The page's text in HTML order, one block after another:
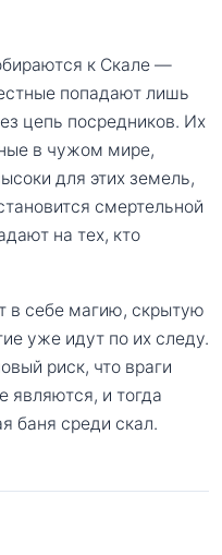
к Скале —
попадают лишь
цепь посредников. Их
в чужом мире,
для этих земель,
смертельной
на тех, кто
в себе магию, скрытую
уже идут по их следу.
риск, что враги
являются, и тогда
баня среди скал.